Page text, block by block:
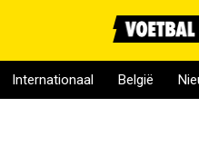
Internationaal België